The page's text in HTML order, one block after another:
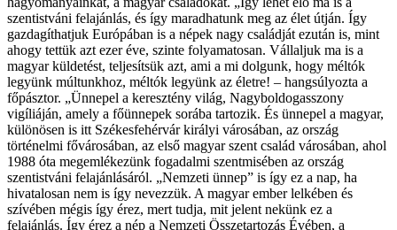
szentistváni felajánlás, és így maradhatunk meg az élet útján. Így
gazdagíthatjuk Európában is a népek nagy családját ezután is, mint
ahogy tettük azt ezer éve, szinte folyamatosan. Vállaljuk ma is a
magyar küldetést, teljesítsük azt, ami a mi dolgunk, hogy méltók
legyünk múltunkhoz, méltók legyünk az életre! – hangsúlyozta a
főpásztor. „Ünnepel a keresztény világ, Nagyboldogasszony
vigíliáján, amely a főünnepek sorába tartozik. És ünnepel a magyar,
különösen is itt Székesfehérvár királyi városában, az ország
történelmi fővárosában, az első magyar szent család városában, ahol
1988 óta megemlékezünk fogadalmi szentmisében az ország
szentistváni felajánlásáról. „Nemzeti ünnep” is így ez a nap, ha
hivatalosan nem is így nevezzük. A magyar ember lelkében és
szívében mégis így érez, mert tudja, mit jelent nekünk ez a
felajánlás. Így érez a nép a Nemzeti Összetartozás Évében, a